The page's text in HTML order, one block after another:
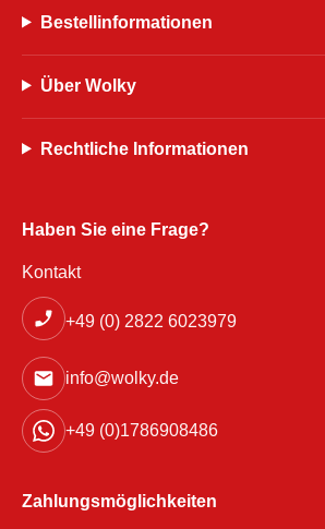
Bestellinformationen
Über Wolky
Rechtliche Informationen
Haben Sie eine Frage?
Kontakt
+49 (0) 2822 6023979
info@wolky.de
+49 (0)1786908486
Zahlungsmöglichkeiten